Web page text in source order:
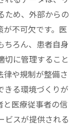
ため、外部からの
が不可欠です。医
ちろん、患者自身
切に管理すること
律や規制が整備さ
きる環境づくりが
と医療従事者の信
ビスが提供される